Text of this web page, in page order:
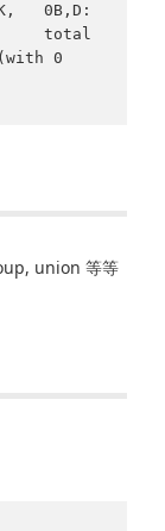
0B,D:
total
0
union 等等